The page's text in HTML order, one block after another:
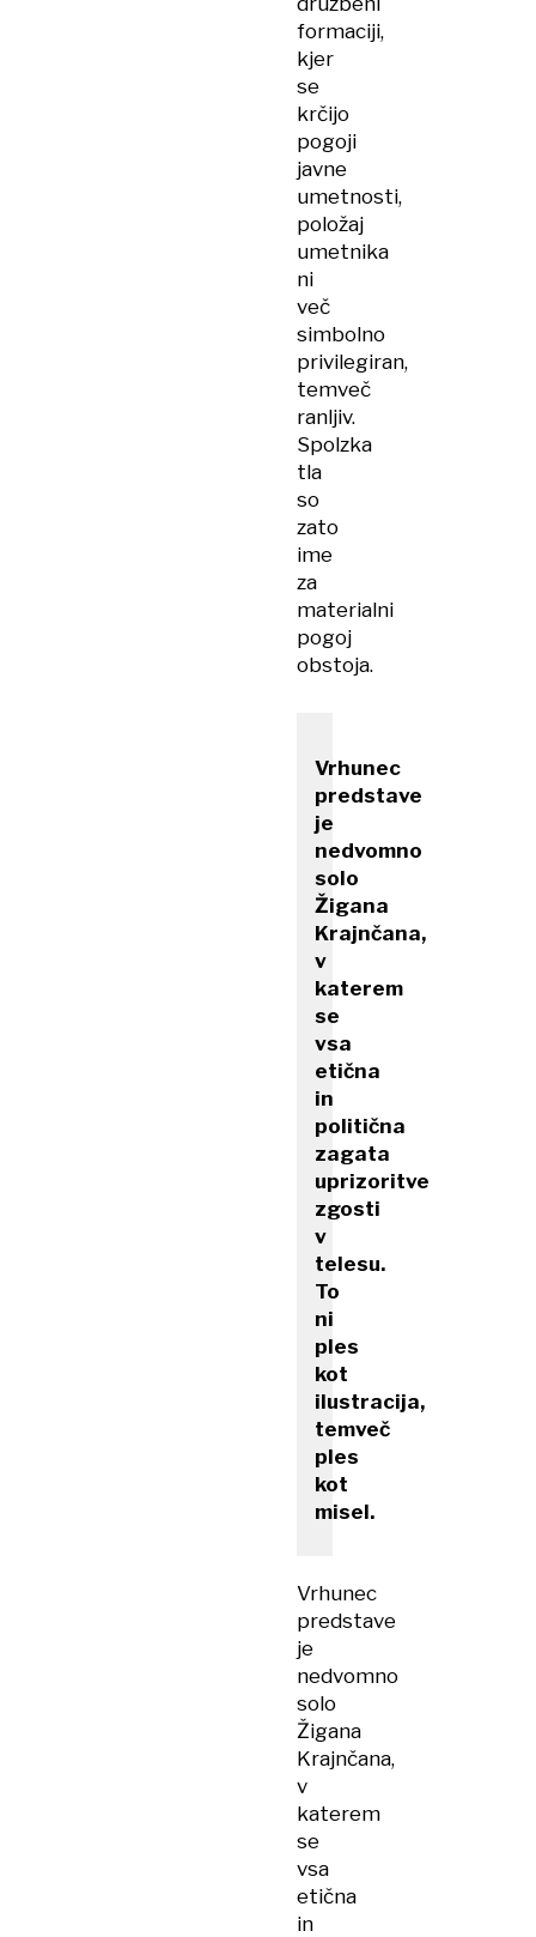
formaciji,
kjer
se
krčijo
pogoji
javne
umetnosti,
položaj
umetnika
ni
več
simbolno
privilegiran,
temveč
ranljiv.
Spolzka
tla
so
zato
ime
za
materialni
pogoj
obstoja.
Vrhunec
predstave
je
nedvomno
solo
Žigana
Krajnčana,
v
katerem
se
vsa
etična
in
politična
zagata
uprizoritve
zgosti
v
telesu.
To
ni
ples
kot
ilustracija,
temveč
ples
kot
misel.
Vrhunec
predstave
je
nedvomno
solo
Žigana
Krajnčana,
v
katerem
se
vsa
etična
in